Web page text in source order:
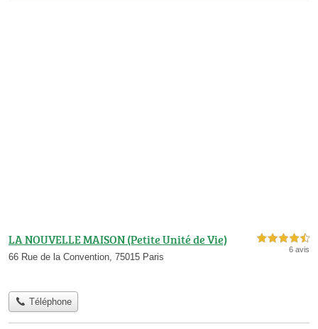
LA NOUVELLE MAISON (Petite Unité de Vie)
66 Rue de la Convention, 75015 Paris
4,5 étoiles sur 5
6 avis
Téléphone